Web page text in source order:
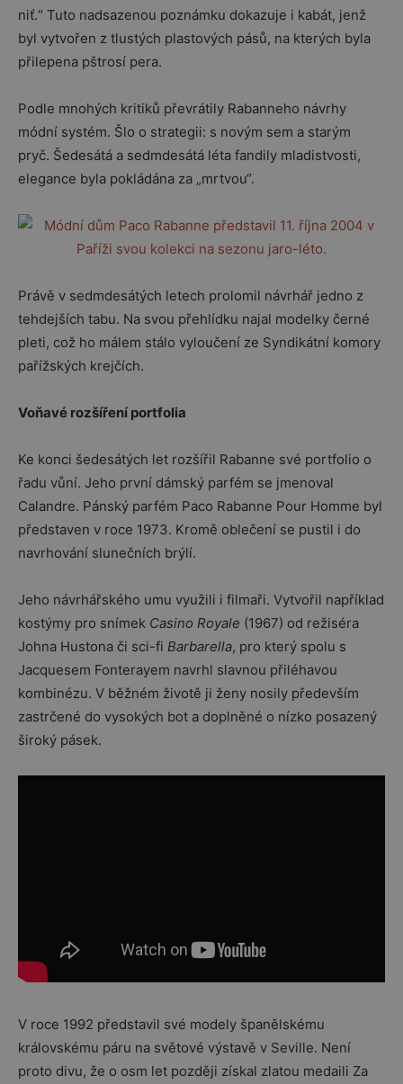
niť.“ Tuto nadsazenou poznámku dokazuje i kabát, jenž
byl vytvořen z tlustých plastových pásů, na kterých byla
přilepena pštrosí pera.
Podle mnohých kritiků převrátily Rabanneho návrhy
módní systém. Šlo o strategii: s novým sem a starým
pryč. Šedesátá a sedmdesátá léta fandily mladistvosti,
elegance byla pokládána za „mrtvou“.
Právě v sedmdesátých letech prolomil návrhář jedno z
tehdejších tabu. Na svou přehlídku najal modelky černé
pleti, což ho málem stálo vyloučení ze Syndikátní komory
pařížských krejčích.
Voňavé rozšíření portfolia
Ke konci šedesátých let rozšířil Rabanne své portfolio o
řadu vůní. Jeho první dámský parfém se jmenoval
Calandre. Pánský parfém Paco Rabanne Pour Homme byl
představen v roce 1973. Kromě oblečení se pustil i do
navrhování slunečních brýlí.
Jeho návrhářského umu využili i filmaři. Vytvořil například
kostýmy pro snímek Casino Royale (1967) od režiséra
Johna Hustona či sci-fi Barbarella, pro který spolu s
Jacquesem Fonterayem navrhl slavnou přiléhavou
kombinézu. V běžném životě ji ženy nosily především
zastrčené do vysokých bot a doplněné o nízko posazený
široký pásek.
V roce 1992 představil své modely španělskému
královskému páru na světové výstavě v Seville. Není
proto divu, že o osm let později získal zlatou medaili Za